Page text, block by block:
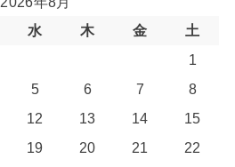
水 木 金
土
1
5 6 7
8
12 13 14
15
19 20 21
22